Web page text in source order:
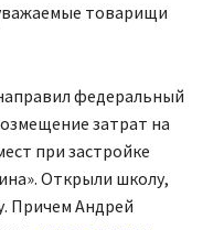
товарищи
федеральный
затрат на
при застройке
Открыли школу,
Причем Андрей